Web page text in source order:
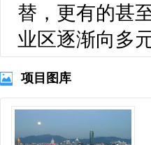
替，更有的甚
业区逐渐向多
项目图库